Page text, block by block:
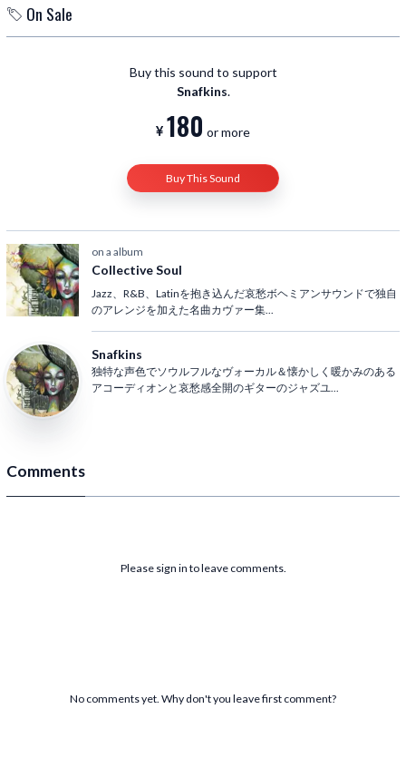
I Feel The Earth Move(Carole King)
What You Won’t Do for Love(Bobby Caldwell)
Fantasy(Earth, Wind & Fire)
Just the Two of Us(Grover Washington Jr.)
Shape of My Heart ～ instrumental(Sting)
On Sale
Buy this sound to support
Snafkins.
180 or more
Buy This Sound
on a album
Collective Soul
Jazz、R&B、Latinを抱き込んだ哀愁ボヘミアンサウンドで独自
のアレンジを加えた名曲カヴァー集
Snafkins
独特な声色でソウルフルなヴォーカル＆懐かしく暖かみのある
アコーディオンと哀愁感全開のギターのジャズユ
Comments
Please sign in to leave comments.
No comments yet. Why don't you leave first comment?